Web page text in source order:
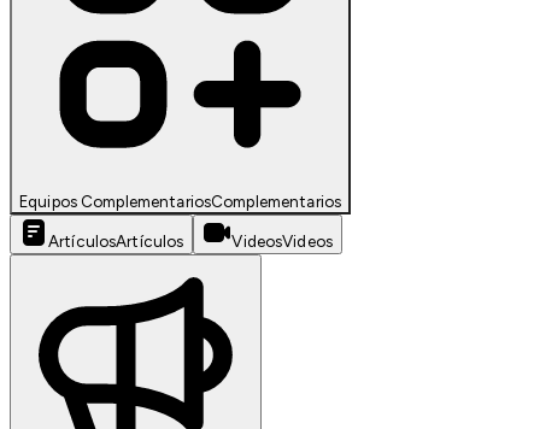
Equipos ComplementariosComplementarios
ArtículosArtículos VideosVideos